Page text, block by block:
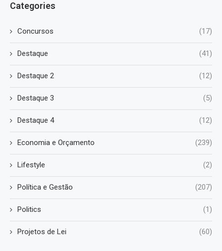
Categories
Concursos (17)
Destaque (41)
Destaque 2 (12)
Destaque 3 (5)
Destaque 4 (12)
Economia e Orçamento (239)
Lifestyle (2)
Política e Gestão (207)
Politics (1)
Projetos de Lei (60)